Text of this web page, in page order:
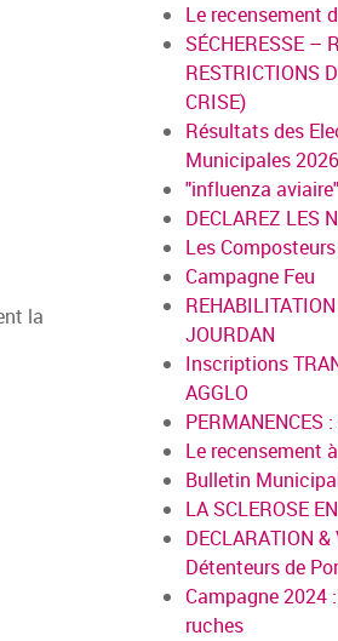
la
Le recensement
SÉCHERESSE –
RESTRICTIONS
CRISE)
Résultats des
Municipales 2026
"influenza
DECLAREZ LES
Les
Campagne Feu
JOURDAN
Inscriptions
AGGLO
PERMANENCES
Le recensement
Bulletin
LA SCLEROSE
DECLARATION &
Détenteurs de
Campagne 2024
ruches